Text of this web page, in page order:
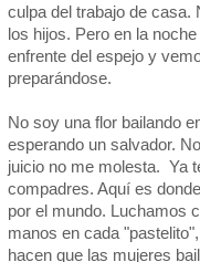
culpa del trabajo de casa.
los hijos. Pero en la
enfrente del espejo y
preparándose.
No soy una flor bailando
esperando un salvador.
juicio no me molesta. Ya
compadres. Aquí es
por el mundo. Luchamos
manos en cada
hacen que las mujeres